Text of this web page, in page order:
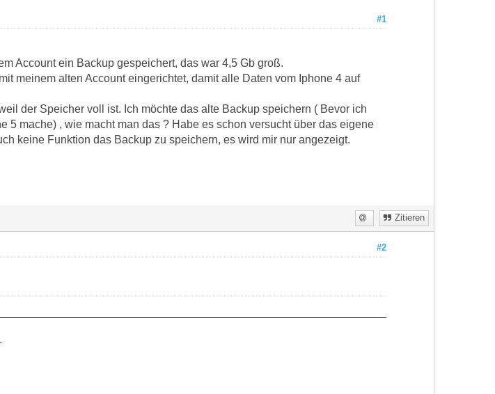
#1
Account ein Backup gespeichert, das war 4,5 Gb groß.
meinem alten Account eingerichtet, damit alle Daten vom Iphone 4 auf
der Speicher voll ist. Ich möchte das alte Backup speichern ( Bevor ich
5 mache) , wie macht man das ? Habe es schon versucht über das eigene
keine Funktion das Backup zu speichern, es wird mir nur angezeigt.
Zitieren
#2